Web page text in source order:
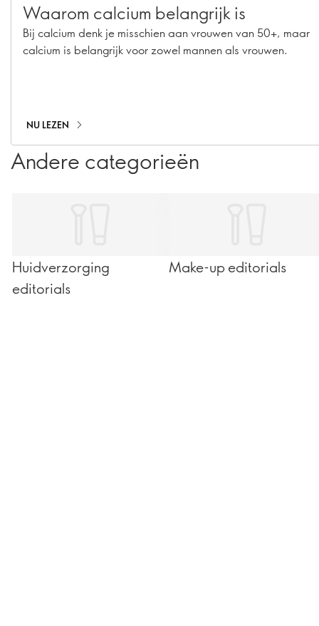
Waarom calcium belangrijk is
Bij calcium denk je misschien aan vrouwen van 50+, maar
calcium is belangrijk voor zowel mannen als vrouwen.
NU LEZEN
Andere categorieën
Huidverzorging
editorials
Make-up editorials